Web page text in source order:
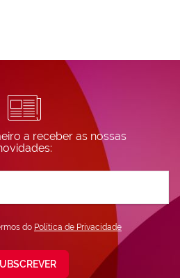
a receber as nossas
do Política de Privacidade